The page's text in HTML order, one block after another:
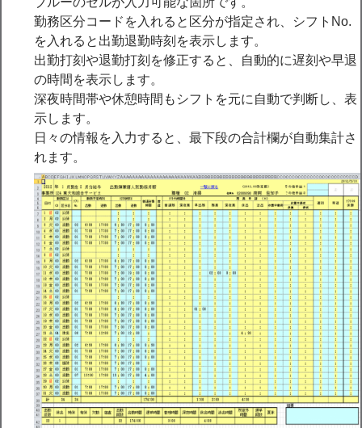
勤務区分コードを入れると区分が指定され、シフトNo.
を入れると出勤退勤時刻を表示します。
出勤打刻や退勤打刻を修正すると、自動的に遅刻や早退
の時間を表示します。
深夜時間帯や休憩時間もシフトを元に自動で判断し、表
示します。
日々の情報を入力すると、最下段の合計欄が自動集計さ
れます。